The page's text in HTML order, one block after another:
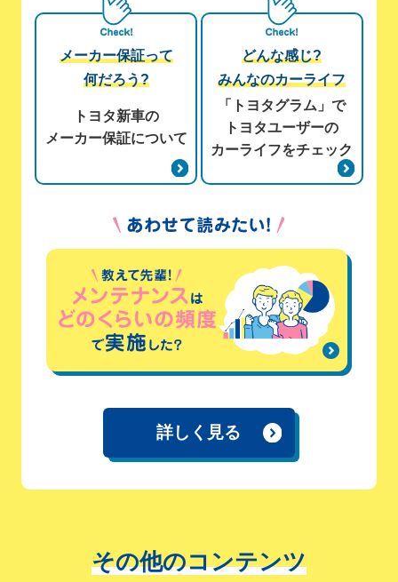
メーカー保証って
何だろう?
トヨタ新車の
メーカー保証について
どんな感じ?
みんなのカーライフ
「トヨタグラム」で
トヨタユーザーの
カーライフをチェック
詳しく見る
その他のコンテンツ